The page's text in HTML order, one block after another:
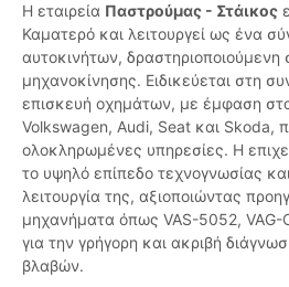
Η εταιρεία Παστρούμας - Στάικος
Καματερό και λειτουργεί ως ένα
αυτοκινήτων, δραστηριοποιούμενη
μηχανοκίνησης. Ειδικεύεται στη
επισκευή οχημάτων, με έμφαση
Volkswagen, Audi, Seat και Skoda,
ολοκληρωμένες υπηρεσίες. Η
το υψηλό επίπεδο τεχνογνωσίας
λειτουργία της, αξιοποιώντας
μηχανήματα όπως VAS-5052, VAG-
για την γρήγορη και ακριβή
βλαβών.